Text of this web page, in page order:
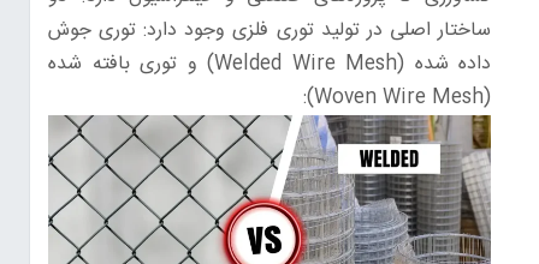
ساختار اصلی در تولید توری‌ فلزی وجود دارد: توری جوش
داده شده (Welded Wire Mesh) و توری بافته شده